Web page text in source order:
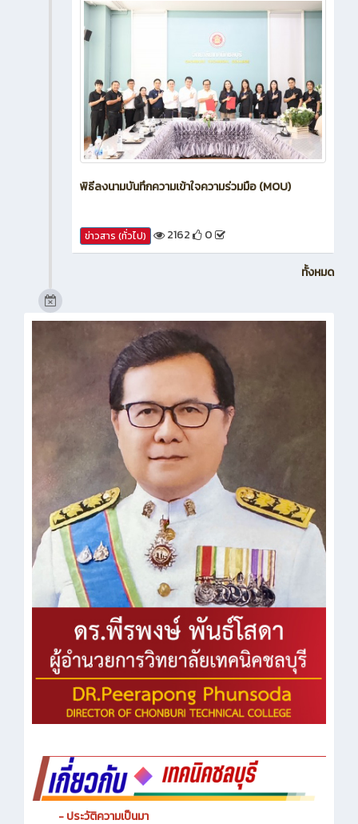
พิธีลงนามบันทึกความเข้าใจความร่วมมือ (MOU)
ข่าวสาร (ทั่วไป) 2162 0
ทั้งหมด
- ประวัติความเป็นมา